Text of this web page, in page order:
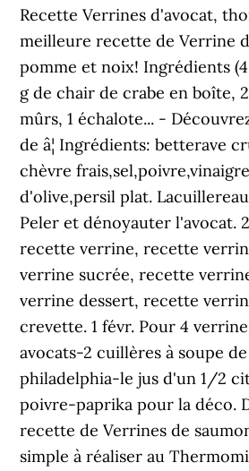
Recette Verrines d'avocat,
meilleure recette de Verrine
pomme et noix! Ingrédients
g de chair de crabe en boîte,
mûrs, 1 échalote... -
de â¦ Ingrédients: betterave
chèvre
d'olive,persil plat.
Peler et dénoyauter l'avocat.
recette verrine, recette
verrine sucrée, recette
verrine dessert, recette
crevette. 1 févr. Pour 4
avocats-2 cuillères à soupe
philadelphia-le jus d'un 1/2
poivre-paprika pour la déco.
recette de Verrines de
simple à réaliser au